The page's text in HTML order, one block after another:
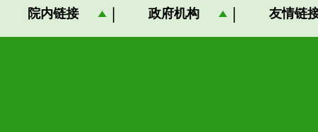
院内链接 政府机构 友情链